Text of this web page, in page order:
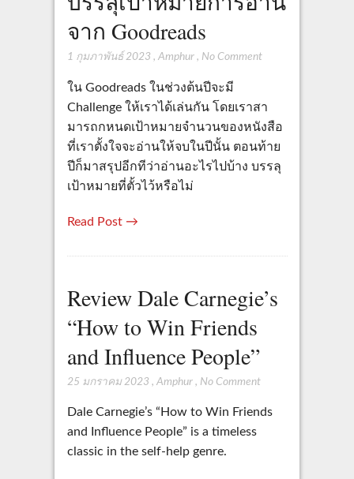
จาก Goodreads
1 กุมภาพันธ์ 2023 , Amphur, No Comment
ใน Goodreads ในช่วงต้นปีจะมี
Challenge ให้เราได้เล่นกัน โดยเราสา
มารถกหนดเป้าหมายจำนวนของหนังสือ
ที่เราตั้งใจจะอ่านให้จบในปีนั้น ตอนท้าย
ปีก็มาสรุปอีกทีว่าอ่านอะไรไปบ้าง บรรลุ
เป้าหมายที่ตั้วไว้หรือไม่
Read Post →
Review Dale Carnegie’s
“How to Win Friends
and Influence People”
25 มกราคม 2023 , Amphur, No Comment
Dale Carnegie’s “How to Win Friends
and Influence People” is a timeless
classic in the self-help genre.